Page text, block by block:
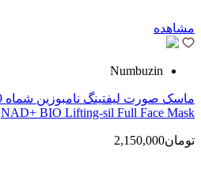
مشاهده
Numbuzin
NAD+ BIO Lifting-sil Full Face Mask
تومان2,150,000